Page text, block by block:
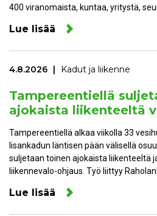
400 viranomaista, kuntaa, yritystä,
Lue lisää
4.8.2026 Kadut ja liikenne
Tampereentiellä
ajokaista liikenteeltä
Tampereentiellä alkaa viikolla 33
Iisankadun läntisen pään välisellä
suljetaan toinen ajokaista liikenteeltä
liikennevalo-ohjaus. Työ liittyy
Lue lisää